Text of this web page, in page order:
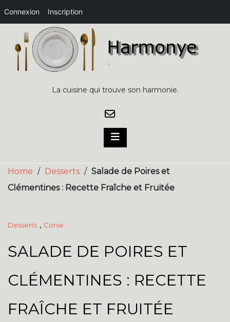
Connexion Inscription
content
La cuisine qui trouve son harmonie.
Home / Desserts / Salade de Poires et
Clémentines : Recette Fraîche et Fruitée
Desserts , Corse
SALADE DE POIRES ET
CLÉMENTINES : RECETTE
FRAÎCHE ET FRUITÉE